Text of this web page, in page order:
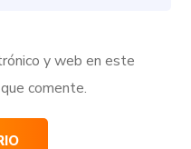
y web en este
comente.